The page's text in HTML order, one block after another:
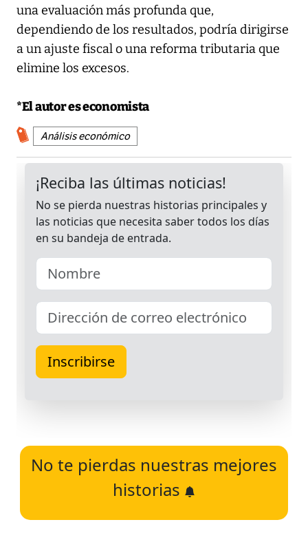
una evaluación más profunda que,
dependiendo de los resultados, podría dirigirse
a un ajuste fiscal o una reforma tributaria que
elimine los excesos.
*El autor es economista
Análisis económico
No te pierdas nuestras mejores
historias